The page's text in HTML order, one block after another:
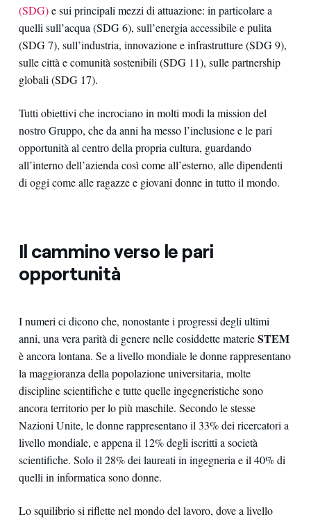
(SDG)e sui principali mezzi di attuazione: in particolare a
quelli sull’acqua (SDG 6), sull’energia accessibile e pulita
(SDG 7), sull’industria, innovazione e infrastrutture (SDG 9),
sulle città e comunità sostenibili (SDG 11), sulle partnership
globali (SDG 17).
Tutti obiettivi che incrociano in molti modi la mission del
nostro Gruppo, che da anni ha messo l’inclusione e le pari
opportunità al centro della propria cultura, guardando
all’interno dell’azienda così come all’esterno, alle dipendenti
di oggi come alle ragazze e giovani donne in tutto il mondo.
Il cammino verso le pari
opportunità
I numeri ci dicono che, nonostante i progressi degli ultimi
anni, una vera parità di genere nelle cosiddette materieSTEM
è ancora lontana. Se a livello mondiale le donne rappresentano
la maggioranza della popolazione universitaria, molte
discipline scientifiche e tutte quelle ingegneristiche sono
ancora territorio per lo più maschile. Secondo le stesse
Nazioni Unite, le donne rappresentano il 33% dei ricercatori a
livello mondiale, e appena il 12% degli iscritti a società
scientifiche. Solo il 28% dei laureati in ingegneria e il 40% di
quelli in informatica sono donne.
Lo squilibrio si riflette nel mondo del lavoro, dove a livello